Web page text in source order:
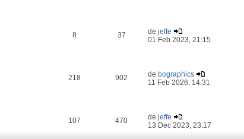
8 37 dejeffe
01 Feb 2023, 21:15
218 902 de bographics
11 Feb 2026, 14:31
107 470 dejeffe
13 Dec 2023, 23:17